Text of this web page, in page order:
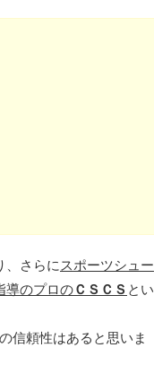
、さらに スポーツシュー
導のプロのＣＳＣＳ とい
信頼性はあると思いま